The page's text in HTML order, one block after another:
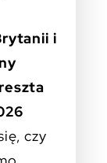
i
czy